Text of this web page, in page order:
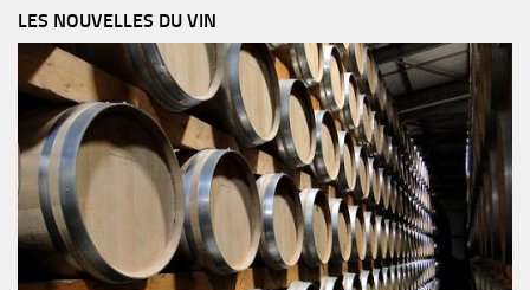
LES NOUVELLES DU VIN